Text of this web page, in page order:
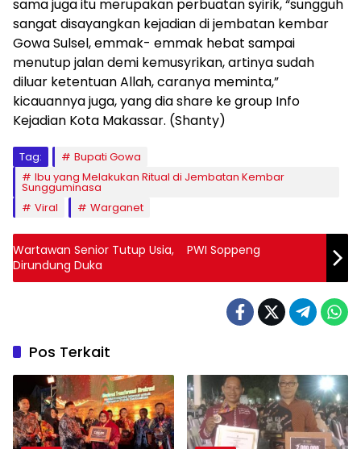
sama juga itu merupakan perbuatan syirik, “sungguh
sangat disayangkan kejadian di jembatan kembar
Gowa Sulsel, emmak- emmak hebat sampai
menutup jalan demi kemusyrikan, artinya sudah
diluar ketentuan Allah, caranya meminta,”
kicauannya juga, yang dia share ke group Info
Kejadian Kota Makassar. (Shanty)
Tag:
Bupati Gowa
Ibu yang Melakukan Ritual di Jembatan Kembar
Sungguminasa
Viral
Warganet
Wartawan Senior Tutup Usia, PWI Soppeng
Dirundung Duka
Pos Terkait